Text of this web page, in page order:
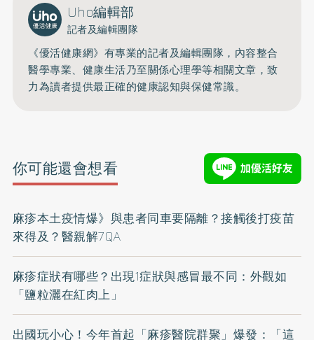
Uho編輯部
記者及編輯團隊
《優活健康網》有專業的記者及編輯團隊，內容整合
醫學專業、健康生活乃至關係心理學等相關文章，致
力為讀者提供最正確的健康認知與保健常識。
你可能還會想看
麻疹本土疫情爆》與患者同車要隔離？接觸後打疫苗
來得及？醫親解7QA
麻疹症狀有哪些？出現1症狀與感冒最不同：外觀如
「鹽粒灑在紅肉上」
出國玩小心！今年首起「麻疹醫院群聚」爆發：「這